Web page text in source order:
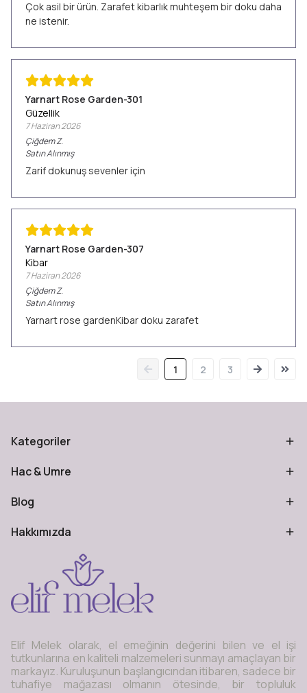
Çok asil bir ürün. Zarafet kibarlık muhteşem bir doku daha
ne istenir.
Yarnart Rose Garden-301
Güzellik
7 Haziran 2026
ÇiğdemZ.
Satın Alınmış
Zarif dokunuş sevenler için
Yarnart Rose Garden-307
Kibar
7 Haziran 2026
ÇiğdemZ.
Satın Alınmış
Yarnart rose gardenKibar doku zarafet
1 2 3
Kategoriler
Hac & Umre
Blog
Hakkımızda
Elif Melek olarak, el emeğinin değerini bilen ve el işi
tutkunlarına en kaliteli malzemeleri sunmayı amaçlayan bir
markayız. Kuruluşunun başlangıcından itibaren, sadece bir
tuhafiye mağazası olmanın ötesinde, bir topluluk